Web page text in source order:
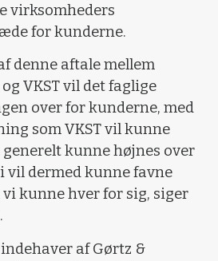
virksomheders
for kunderne.
denne aftale mellem
VKST vil det faglige
over for kunderne, med
som VKST vil kunne
kunne højnes over
vil dermed kunne favne
kunne hver for sig, siger
af Gørtz &